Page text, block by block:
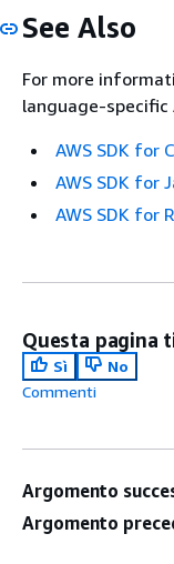
See Also
For more
language-specific
AWS SDK for
AWS SDK for
AWS SDK for
Questa pagina
Sì
No
Commenti
Argomento
Argomento